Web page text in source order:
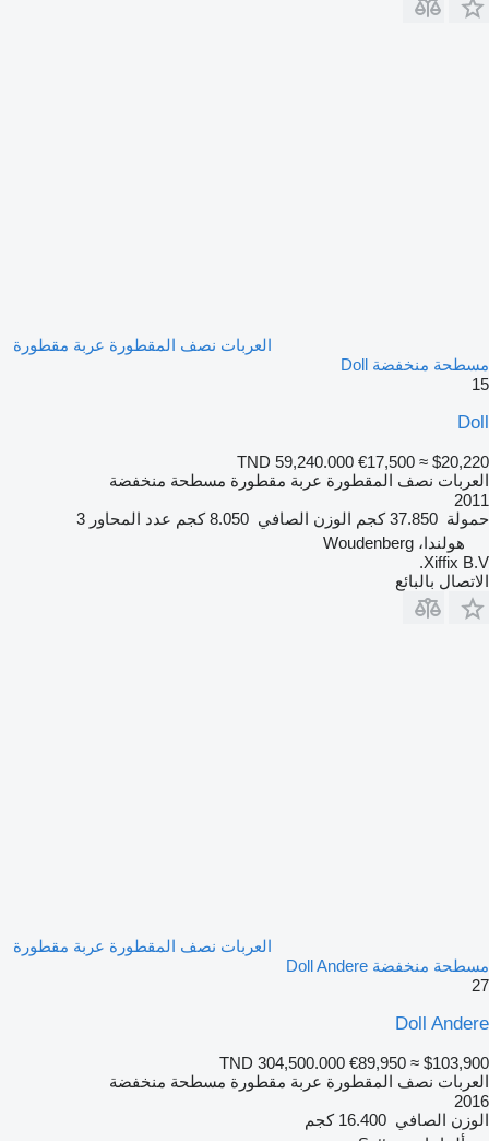
العربات نصف المقطورة عربة مقطورة
مسطحة منخفضة Doll
15
Doll
TND 59,240.000 €17,500 ≈ $20,220
العربات نصف المقطورة عربة مقطورة مسطحة منخفضة
2011
حمولة 37.850 كجم الوزن الصافي 8.050 كجم عدد المحاور 3
هولندا، Woudenberg
Xiffix B.V.
الاتصال بالبائع
العربات نصف المقطورة عربة مقطورة
مسطحة منخفضة Doll Andere
27
Doll Andere
TND 304,500.000 €89,950 ≈ $103,900
العربات نصف المقطورة عربة مقطورة مسطحة منخفضة
2016
الوزن الصافي 16.400 كجم